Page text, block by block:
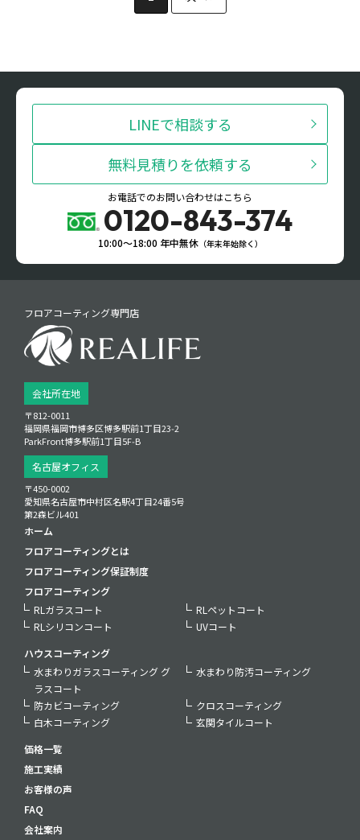
LINEで相談する
無料見積りを依頼する
お電話でのお問い合わせはこちら
0120-843-374
10:00〜18:00 年中無休（年末年始除く）
フロアコーティング専門店
会社所在地
〒812-0011
福岡県福岡市博多区博多駅前1丁目23‑2
ParkFront博多駅前1丁目5F‑B
名古屋オフィス
〒450-0002
愛知県名古屋市中村区名駅4丁目24番5号
第2森ビル401
ホーム
フロアコーティングとは
フロアコーティング保証制度
フロアコーティング
RLガラスコート
RLペットコート
RLシリコンコート
UVコート
ハウスコーティング
水まわりガラスコーティング グ
ラスコート
水まわり防汚コーティング
防カビコーティング
クロスコーティング
白木コーティング
玄関タイルコート
価格一覧
施工実績
お客様の声
FAQ
会社案内